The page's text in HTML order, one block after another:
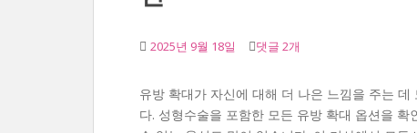
2025년 9월 18일 댓글 2개
유방 확대가 자신에 대해 더 나은 느낌을 주는
다. 성형수술을 포함한 모든 유방 확대 옵션을